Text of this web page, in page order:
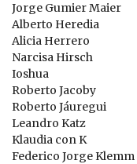
Jorge Gumier Maier
Alberto Heredia
Alicia Herrero
Narcisa Hirsch
Ioshua
Roberto Jacoby
Roberto Jáuregui
Leandro Katz
Klaudia con K
Federico Jorge Klemm